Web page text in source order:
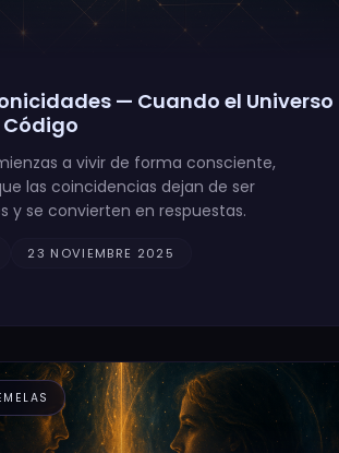
— Cuando el Universo
a vivir de forma consciente,
las coincidencias dejan de ser
y se convierten en respuestas.
23 NOVIEMBRE 2025